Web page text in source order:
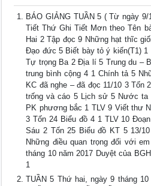
BÁO GIẢNG TUẦN 5 ( Từ ngày 9/
Tiết Thứ Ghi Tiết Mơn theo Tên
Hai 2 Tập đọc 9 Những hạt thĩc
Đạo đức 5 Biết bày tỏ ý kiến(T1)
Tự trọng Ba 2 Địa lí 5 Trung du –
trung bình cộng 4 1 Chính tả 5
KC đã nghe – đã đọc 11/10 3 Tốn
trống và cáo 5 Lịch sử 5 Nước
PK phương bắc 1 TLV 9 Viết thư
3 Tốn 24 Biểu đồ 4 1 TLV 10
Sáu 2 Tốn 25 Biểu đồ KT 5 13/
Những điều quan trọng đối với
tháng 10 năm 2017 Duyệt của
1
TUẦN 5 Thứ hai, ngày 9 tháng